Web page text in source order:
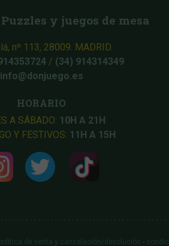
y juegos de mesa
nº 113, 28009. MADRID.
/ (34) 914314349
info@donjuego.es
HORARIO
A SÁBADO: 10H A 21H
Y FESTIVOS: 11H A 15H
de venta y cancelación/devolución -